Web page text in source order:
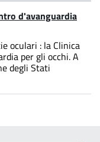
d'avanguardia
oculari : la Clinica
per gli occhi. A
degli Stati